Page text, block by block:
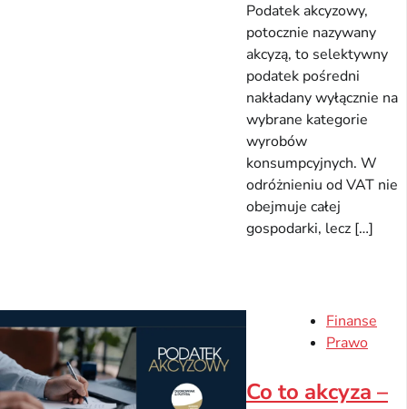
Podatek akcyzowy,
potocznie nazywany
akcyzą, to selektywny
podatek pośredni
nakładany wyłącznie na
wybrane kategorie
wyrobów
konsumpcyjnych. W
odróżnieniu od VAT nie
obejmuje całej
gospodarki, lecz […]
Finanse
Prawo
Co to akcyza –